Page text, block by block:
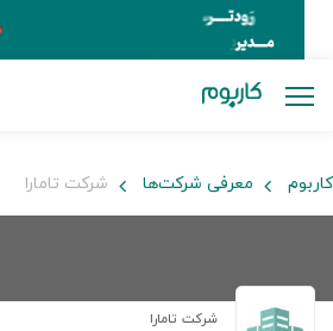
کاربوم معرفی شرکت‌ها شرکت تامارا
شرکت تامارا